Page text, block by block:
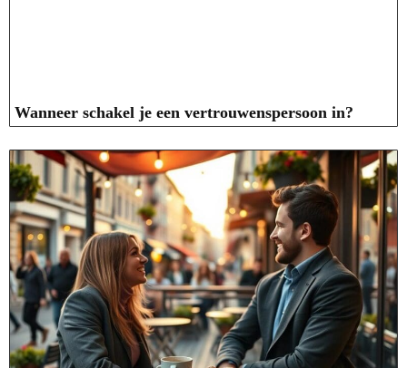
Wanneer schakel je een vertrouwenspersoon in?